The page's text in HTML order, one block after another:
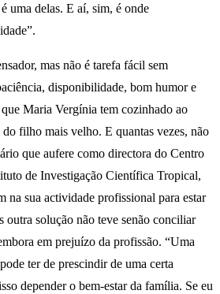
uma delas. E aí, sim, é onde
mas não é tarefa fácil sem
disponibilidade, bom humor e
Maria Vergínia tem cozinhado ao
filho mais velho. E quantas vezes, não
que aufere como directora do Centro
de Investigação Científica Tropical,
na sua actividade profissional para estar
outra solução não teve senão conciliar
em prejuízo da profissão. “Uma
ter de prescindir de uma certa
depender o bem-estar da família. Se eu